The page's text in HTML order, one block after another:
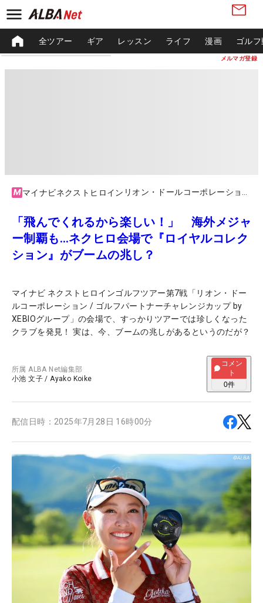
メルマガ登録
全ツアー ギア レッスン ライフ 漫画 ゴル
マイナビネクストヒロイン
「飛んでくれるから楽しい！」 海外メジャ
ー制覇も…ネクヒロ会場で『ロイヤルコレク
ション』がブームの兆し？
マイナビ ネクストヒロインゴルフツアー第7戦「リオン・ドー
ルコーポレーション / ゴルフパートナーチャレンジカップ by
XEBIOグループ」の会場で、すっかりツアーでは珍しくなった
クラブを発見！ 実は、今、ブームの兆しがあるというのだが？
所属ALBA Net編集部
小池 文子 /Ayako Koike
コメン
ト
0件
配信日時： 2025年7月28日 16時00分